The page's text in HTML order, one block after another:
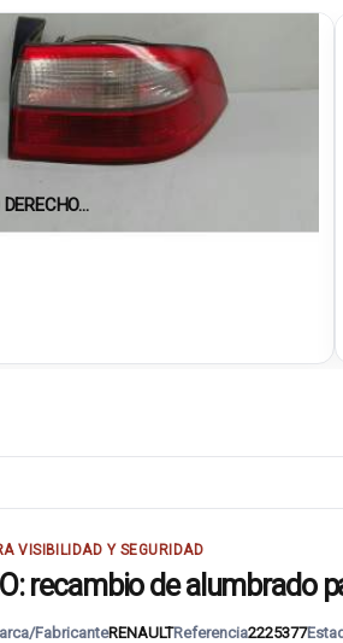
VISIBILIDAD Y SEGURIDAD
recambio de alumbrado
FabricanteRENAULTReferencia2225377